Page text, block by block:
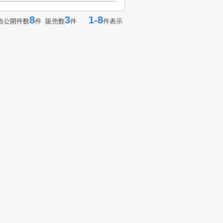
公開件数8件 販売数3件 1-8件表示